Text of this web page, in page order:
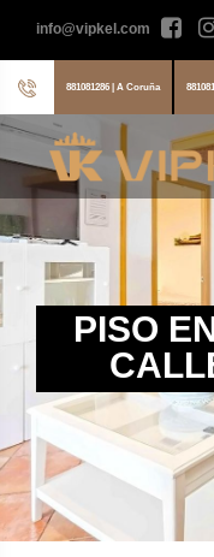
info@vipkel.com
881081286 | A Coruña
PISO